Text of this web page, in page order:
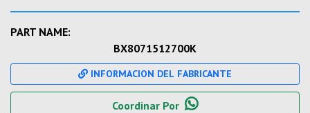
PART NAME:
BX8071512700K
INFORMACION DEL FABRICANTE
Coordinar Por